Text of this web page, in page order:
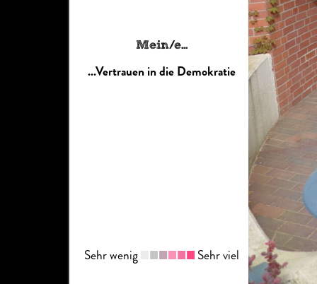
Mein/e...
...Vertrauen in die Demokratie
Sehr wenig Sehr viel